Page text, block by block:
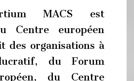
MACS est
Centre européen
des organisations à
du Forum
du Centre